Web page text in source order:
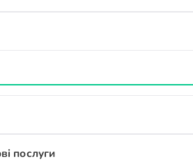
послуги